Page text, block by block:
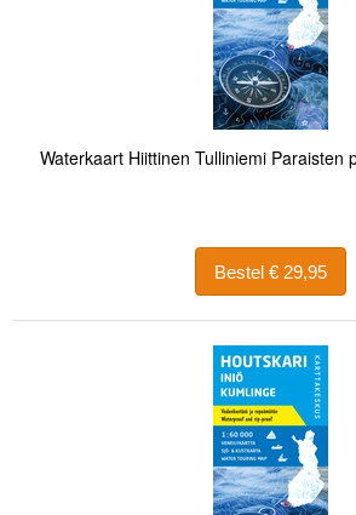
Waterkaart Hiittinen Tulliniemi Paraisten
Bestel € 29,95